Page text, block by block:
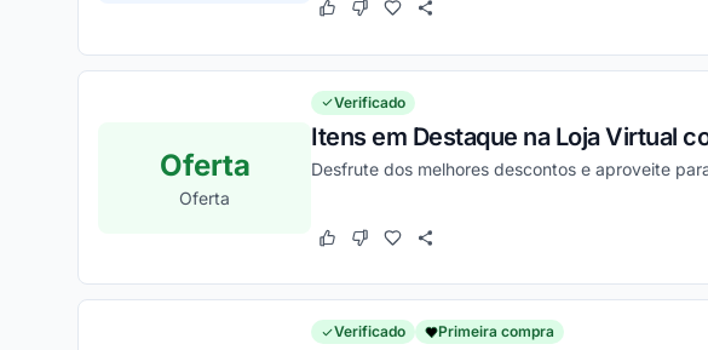
Este cupom funcionou
Este cupom não funcionou
Oferta
Oferta
Verificado
Itens em Destaque na Loja Virtual
Desfrute dos melhores descontos e aproveite
Este cupom funcionou
Este cupom não funcionou
Verificado Primeira compra